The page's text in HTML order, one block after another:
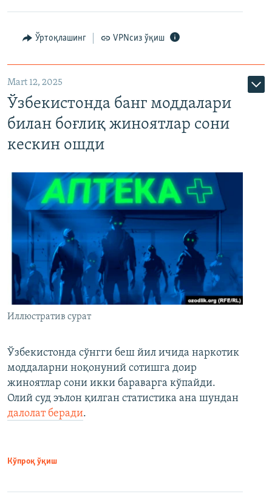
Ўртоқлашинг VPNсиз ўқиш
Mart 12, 2025
Ўзбекистонда банг моддалари
билан боғлиқ жиноятлар сони
кескин ошди
Иллюстратив сурат
Ўзбекистонда сўнгги беш йил ичида наркотик
моддаларни ноқонуний сотишга доир
жиноятлар сони икки бараварга кўпайди.
Олий суд эълон қилган статистика ана шундан
далолат беради.
Кўпроқ ўқиш